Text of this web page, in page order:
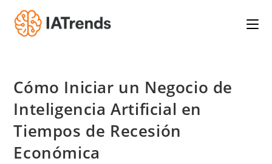
Saltar
contenido
Cómo Iniciar un Negocio de
Inteligencia Artificial en
Tiempos de Recesión
Económica